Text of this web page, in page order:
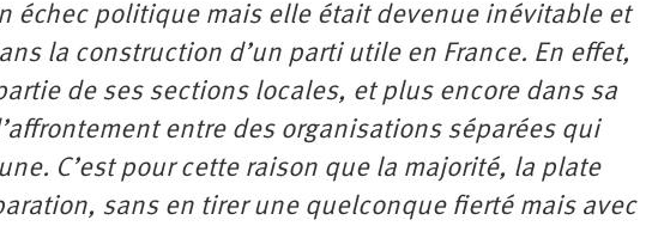
échec politique mais elle était devenue inévitable et
la construction d’un parti utile en France. En effet,
de ses sections locales, et plus encore dans sa
entre des organisations séparées qui
C’est pour cette raison que la majorité, la plate
sans en tirer une quelconque fierté mais avec